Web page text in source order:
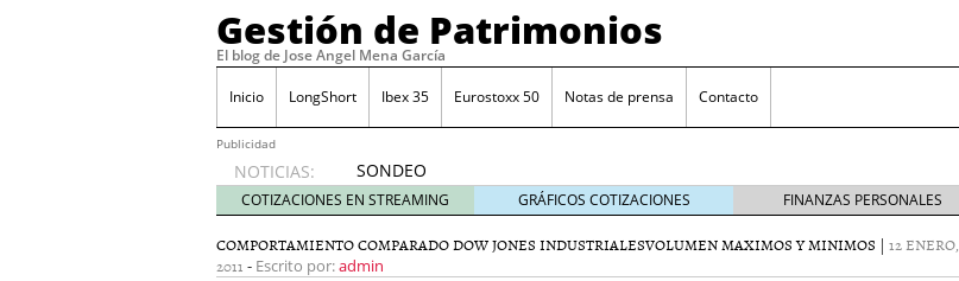
Gestión de Patrimonios
El blog de Jose Angel Mena García
Inicio LongShort Ibex 35 Eurostoxx 50 Notas de prensa Contacto
Publicidad
NOTICIAS:
SONDEO
IBEX35.
ACCESO
A LA
PLANTILLA
COTIZACIONES EN STREAMING GRÁFICOS COTIZACIONES FINANZAS PERSONALES
COMPORTAMIENTO COMPARADO DOW JONES INDUSTRIALESVOLUMEN MAXIMOS Y MINIMOS | 12 ENERO,
2011 - Escrito por:admin